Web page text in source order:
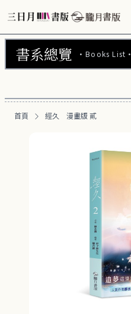
書系總覽 ·Books List·
朧月書版 (275)
周邊商品 (260)
首頁 經久 漫畫版 貳